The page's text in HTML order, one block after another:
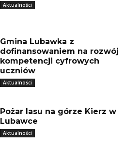
Aktualności
Gmina Lubawka z
dofinansowaniem na rozwój
kompetencji cyfrowych
uczniów
Aktualności
Pożar lasu na górze Kierz w
Lubawce
Aktualności